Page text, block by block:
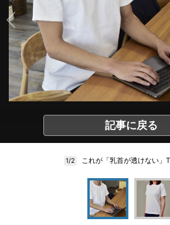
記事に戻る
1/2 これが「乳首が透けない」